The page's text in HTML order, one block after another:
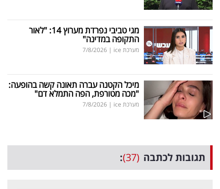
מגי טביבי נפרדת מערוץ 14: "לאור
התקופה במדינה"
מערכת ice |
7/8/2026
מיכל הקטנה עברה תאונה קשה בהופעה:
"מכה מטורפת, הפה התמלא דם"
מערכת ice |
7/8/2026
תגובות לכתבה (37)
: